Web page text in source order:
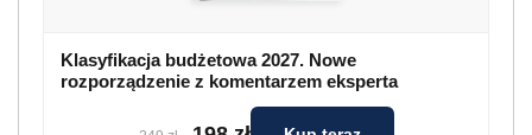
Klasyfikacja budżetowa 2027. Nowe
rozporządzenie z komentarzem eksperta